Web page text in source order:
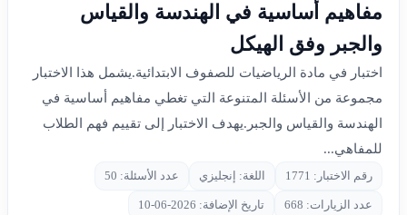
مفاهيم أساسية في الهندسة والقياس
والجبر وفق الهيكل
اختبار في مادة الرياضيات للصفوف الابتدائية.يشمل هذا الاختبار
مجموعة من الأسئلة المتنوعة التي تغطي مفاهيم أساسية في
الهندسة والقياس والجبر.يهدف الاختبار إلى تقييم فهم الطلاب
للمفاهي...
رقم الاختبار: 1771 اللغة: إنجليزي عدد الأسئلة: 50
عدد الزيارات: 668 تاريخ الإضافة: 2026-06-10